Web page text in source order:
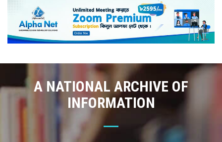
A NATIONAL ARCHIVE OF
INFORMATION